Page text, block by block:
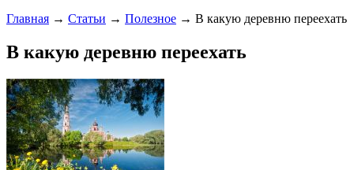
Главная → Статьи → Полезное → В какую деревню переехать
В какую деревню переехать